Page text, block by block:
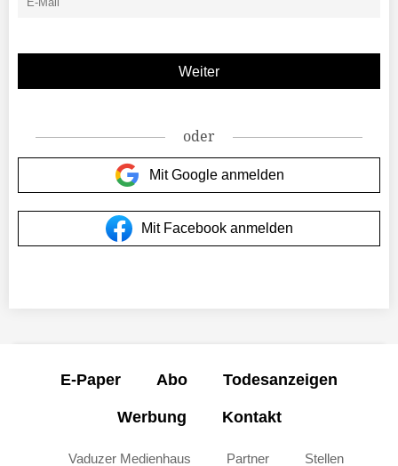
oder
Mit Google anmelden
Mit Facebook anmelden
E-Paper Abo Todesanzeigen
Werbung Kontakt
Vaduzer Medienhaus Partner Stellen